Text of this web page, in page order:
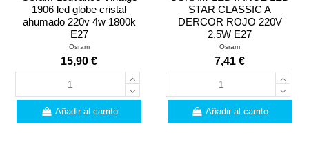
1906 led globe cristal
ahumado 220v 4w 1800k
E27
Osram
15,90 €
Añadir al carrito
STAR CLASSIC A
DERCOR ROJO 220V
2,5W E27
Osram
7,41 €
Añadir al carrito